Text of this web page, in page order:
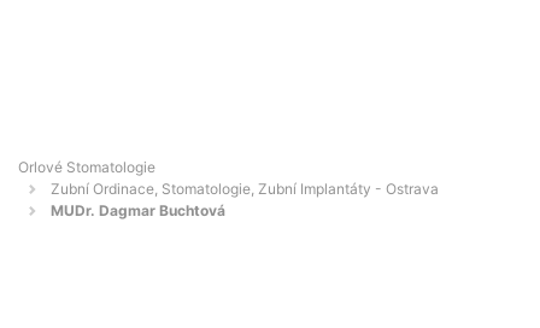
Orlové Stomatologie
Zubní Ordinace, Stomatologie, Zubní Implantáty - Ostrava
MUDr. Dagmar Buchtová